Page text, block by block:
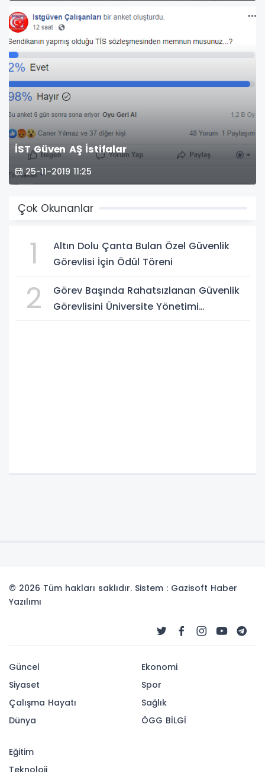
İST Güven AŞ İstifalar
25-11-2019 11:25
Çok Okunanlar
1
Altın Dolu Çanta Bulan Özel Güvenlik
Görevlisi İçin Ödül Töreni
2
Görev Başında Rahatsızlanan Güvenlik
Görevlisini Üniversite Yönetimi
© 2026 Tüm hakları saklıdır. Sistem : Gazisoft Haber
Yazılımı
Güncel
Siyaset
Çalışma Hayatı
Dünya
Ekonomi
Spor
Sağlık
ÖGG BİLGİ
Eğitim